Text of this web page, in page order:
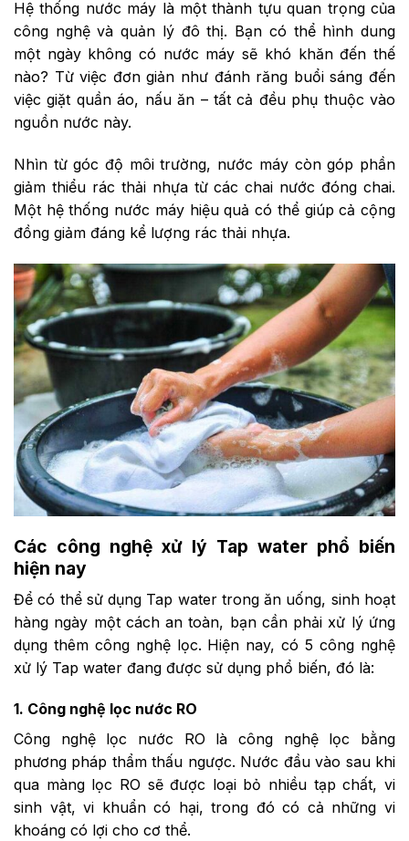
Hệ thống nước máy là một thành tựu quan trọng của
công nghệ và quản lý đô thị. Bạn có thể hình dung
một ngày không có nước máy sẽ khó khăn đến thế
nào? Từ việc đơn giản như đánh răng buổi sáng đến
việc giặt quần áo, nấu ăn – tất cả đều phụ thuộc vào
nguồn nước này.
Nhìn từ góc độ môi trường, nước máy còn góp phần
giảm thiểu rác thải nhựa từ các chai nước đóng chai.
Một hệ thống nước máy hiệu quả có thể giúp cả cộng
đồng giảm đáng kể lượng rác thải nhựa.
Các công nghệ xử lý Tap water phổ biến
hiện nay
Để có thể sử dụng Tap water trong ăn uống, sinh hoạt
hàng ngày một cách an toàn, bạn cần phải xử lý ứng
dụng thêm công nghệ lọc. Hiện nay, có 5 công nghệ
xử lý Tap water đang được sử dụng phổ biến, đó là:
1. Công nghệ lọc nước RO
Công nghệ lọc nước RO là công nghệ lọc bằng
phương pháp thẩm thấu ngược. Nước đầu vào sau khi
qua màng lọc RO sẽ được loại bỏ nhiều tạp chất, vi
sinh vật, vi khuẩn có hại, trong đó có cả những vi
khoáng có lợi cho cơ thể.